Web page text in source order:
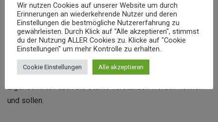
Definition von Eigenschaften einer Zicke beeinflusst.
Frauen, die durchsetzungsstark und ehrgeizig sind, werden
oft als „Zicke“ abgestempelt.
Doch im Coaching und in derPersönlichkeitsentwicklung
wird zunehmend darauf hingewiesen, dass solche
Eigenschaften auch als Stärke verstanden werden können
und sollen.
Wir nutzen Cookies auf unserer Website um durch
Erinnerungen an wiederkehrende Nutzer und deren
Einstellungen die bestmögliche Nutzererfahrung zu
gewährleisten. Durch Klick auf "Alle akzeptieren", stimmst
du der Nutzung ALLER Cookies zu. Klicke auf "Cookie
Einstellungen" um mehr Kontrolle zu erhalten.
Cookie Einstellungen Alle akzeptieren